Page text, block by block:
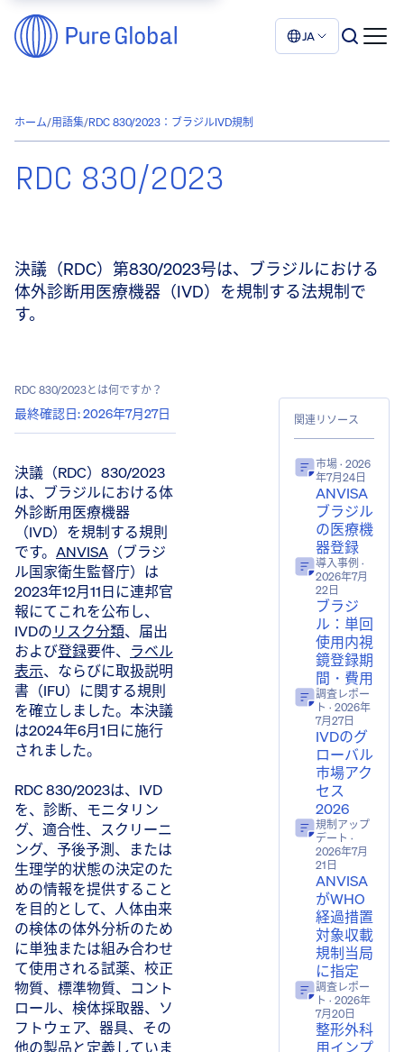
JA
ホーム/用語集/RDC 830/2023：ブラジルIVD規制
RDC 830/2023
決議（RDC）第830/2023号は、ブラジルにおける
体外診断用医療機器（IVD）を規制する法規制で
す。
RDC 830/2023とは何ですか？
最終確認日:2026年7月27日
決議（RDC）830/2023
は、ブラジルにおける体
外診断用医療機器
（IVD）を規制する規則
です。 ANVISA （ブラジ
ル国家衛生監督庁）は
2023年12月11日に連邦官
報にてこれを公布し、
IVDのリスク分類、届出
および登録要件、 ラベル
表示、ならびに取扱説明
書（IFU）に関する規則
を確立しました。本決議
は2024年6月1日に施行
されました。
RDC 830/2023は、IVD
を、診断、モニタリン
グ、適合性、スクリーニ
ング、予後予測、または
生理学的状態の決定のた
めの情報を提供すること
を目的として、人体由来
の検体の体外分析のため
に単独または組み合わせ
て使用される試薬、校正
物質、標準物質、コント
ロール、検体採取器、ソ
フトウェア、器具、その
他の製品と定義していま
関連リソース
市場· 2026
年7月24日
ANVISA
ブラジル
の医療機
器登録
導入事例 ·
2026年7月
22日
ブラジ
ル：単回
使用内視
鏡登録期
間・費用
調査レポー
ト · 2026年
7月27日
IVDのグ
ローバル
市場アク
セス
2026
規制アップ
デート ·
2026年7月
21日
ANVISA
がWHO
経過措置
対象収載
規制当局
に指定
調査レポー
ト · 2026年
7月20日
整形外科
用インプ